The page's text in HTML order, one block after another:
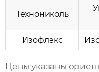
Технониколь
Изофлекс
Цены указаны